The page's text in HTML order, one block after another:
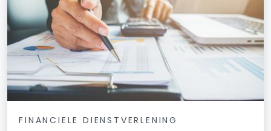
FINANCIELE DIENSTVERLENING